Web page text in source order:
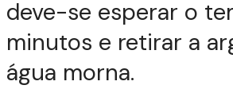
deve-se esperar o
minutos e retirar a
água morna.